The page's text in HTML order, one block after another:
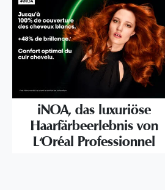
iNOA, das luxuriöse
Haarfärbeerlebnis von
L'Oréal Professionnel